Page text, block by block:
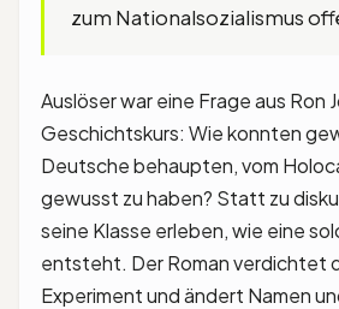
zum Nationalsozialismus
Auslöser war eine Frage aus Ron
Geschichtskurs: Wie konnten
Deutsche behaupten, vom
gewusst zu haben? Statt zu
seine Klasse erleben, wie eine
entsteht. Der Roman verdichtet
Experiment und ändert Namen